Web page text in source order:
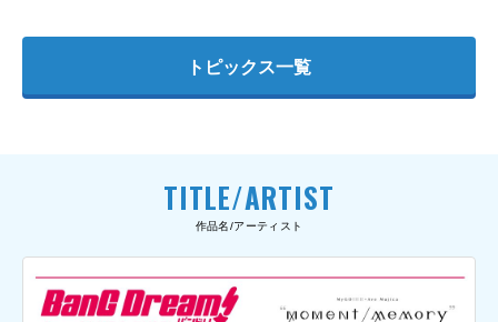
トピックス一覧
TITLE/ARTIST
作品名/アーティスト